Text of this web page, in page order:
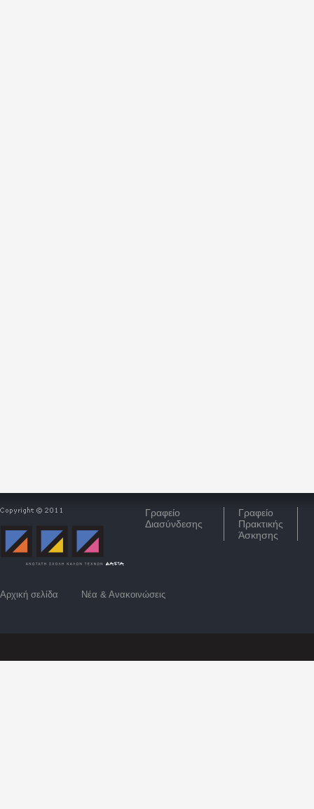
Γραφείο
Διασύνδεσης
Γραφείο
Πρακτικής
Άσκησης
Αρχική σελίδα Νέα & Ανακοινώσεις